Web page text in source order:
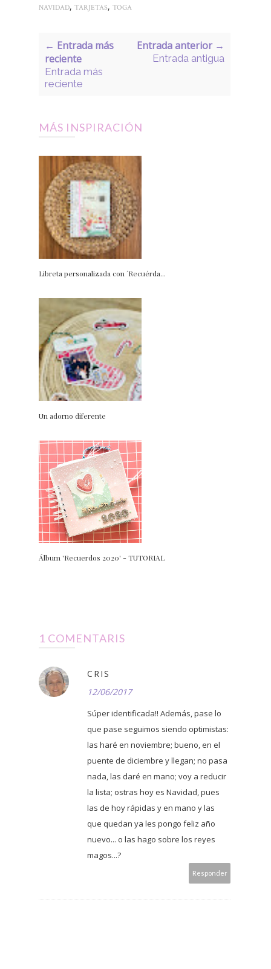
NAVIDAD, TARJETAS, TOGA
← Entrada más
reciente
Entrada más
reciente
Entrada anterior →
Entrada antigua
MÁS INSPIRACIÓN
Libreta personalizada con ´Recuérda...
Un adorno diferente
Álbum 'Recuerdos 2020' - TUTORIAL
1 COMENTARIS
CRIS
12/06/2017
Súper identificada!! Además, pase lo
que pase seguimos siendo optimistas:
las haré en noviembre; bueno, en el
puente de diciembre y llegan; no pasa
nada, las daré en mano; voy a reducir
la lista; ostras hoy es Navidad, pues
las de hoy rápidas y en mano y las
que quedan ya les pongo feliz año
nuevo... o las hago sobre los reyes
magos...?
Responder